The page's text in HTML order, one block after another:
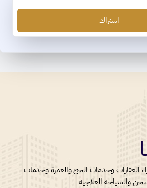
اشتراك
العقارات وخدمات الحج والعمرة وخدمات
والسياحة العلاجية